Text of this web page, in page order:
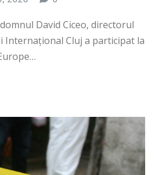
David Ciceo, directorul
Internațional Cluj a participat la